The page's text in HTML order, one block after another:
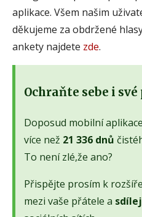
aplikace. Všem našim
děkujeme za obdržené
ankety najdete zde.
Ochraňte sebe i
Doposud mobilní
více než 21 336 dnů
To není zlé,že ano?
Přispějte prosím k
mezi vaše přátele a